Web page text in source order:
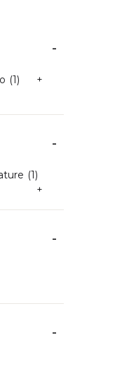
-
(1) +
-
(1)
+
-
-